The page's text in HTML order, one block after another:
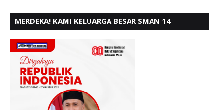
MERDEKA! KAMI KELUARGA BESAR SMAN 14